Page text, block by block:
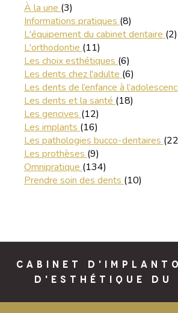
À la une (3)
Informations pratiques (8)
L'équipement du cabinet dentaire (2)
L'orthodontie (11)
Les choix esthétiques (6)
Les dents chez l'adulte (6)
Les dents de l’enfance à
Les dents et la santé (18)
Les gencives (12)
Les implants (16)
Les pathologies bucco-dentaires
Les prothèses (9)
Omnipratique (134)
Prendre soin des dents (10)
CABINET
D'ESTHÉTIQUE DU